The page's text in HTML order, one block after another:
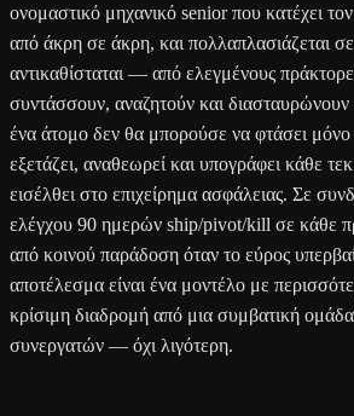
ονομαστικό μηχανικό senior που κατέχει
από άκρη σε άκρη, και πολλαπλασιάζεται
αντικαθίσταται — από ελεγμένους
συντάσσουν, αναζητούν και
ένα άτομο δεν θα μπορούσε να φτάσει μόνο
εξετάζει, αναθεωρεί και υπογράφει κάθε
εισέλθει στο επιχείρημα ασφάλειας. Σε
ελέγχου 90 ημερών ship/pivot/kill σε κάθε
από κοινού παράδοση όταν το εύρος
αποτέλεσμα είναι ένα μοντέλο με
κρίσιμη διαδρομή από μια συμβατική
συνεργατών — όχι λιγότερη.